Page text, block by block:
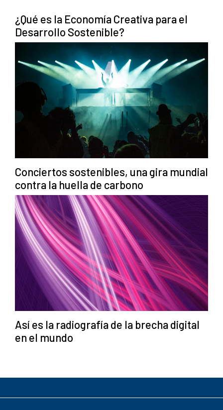
¿Qué es la Economía Creativa para el
Desarrollo Sostenible?
Conciertos sostenibles, una gira mundial
contra la huella de carbono
Así es la radiografía de la brecha digital
en el mundo